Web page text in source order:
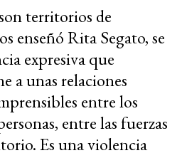
territorios de
enseñó Rita Segato, se
expresiva que
a unas relaciones
entre los
entre las fuerzas
Es una violencia